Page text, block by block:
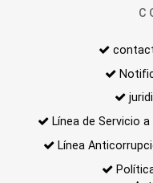
Línea de Servicio
Línea